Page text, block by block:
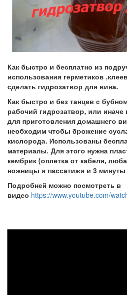
Как быстро и бесплатно из
использования герметиков
сделать гидрозатвор для вина.
Как быстро и без танцев с
рабочий гидрозатвор, или иначе
для приготовления домашнего
необходим чтобы брожение
кислорода. Использованы
материалы. Для этого нужна
кембрик (оплетка от кабеля,
ножницы и пассатижи и 3
Подробней можно посмотреть в
видео https://www.youtube.com/